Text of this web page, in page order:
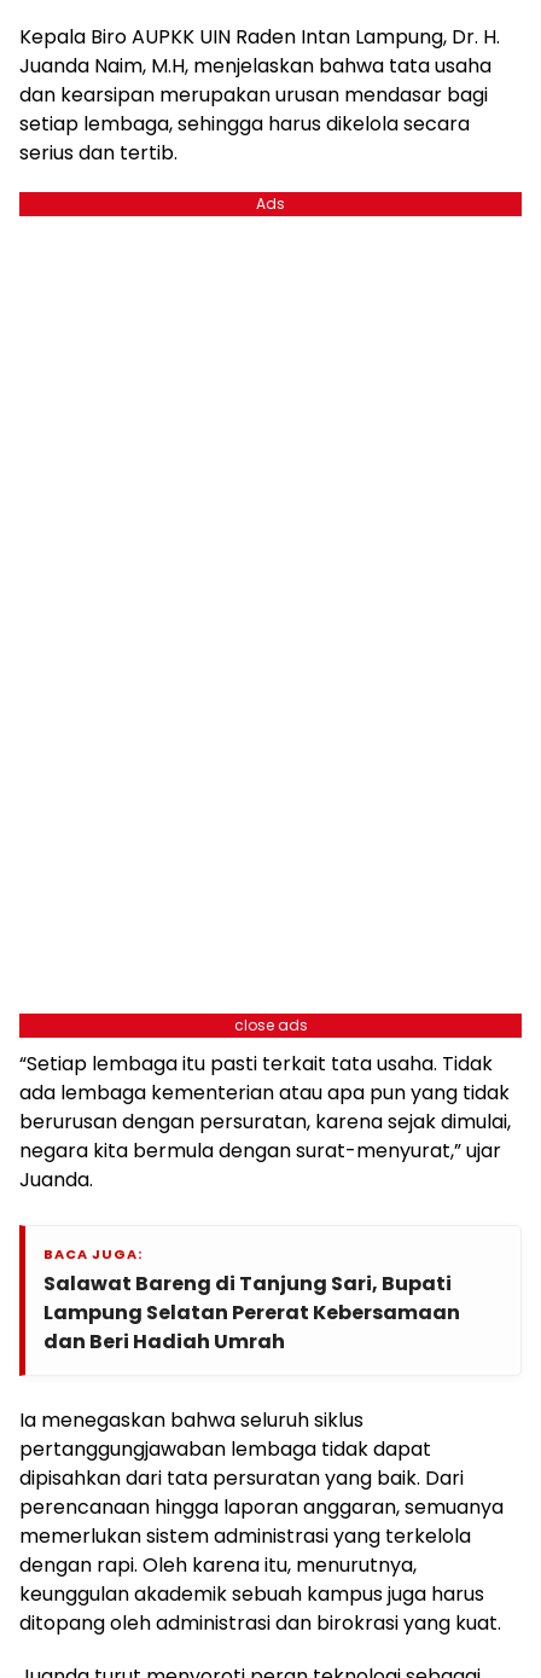
Kepala Biro AUPKK UIN Raden Intan Lampung, Dr. H.
Juanda Naim, M.H, menjelaskan bahwa tata usaha
dan kearsipan merupakan urusan mendasar bagi
setiap lembaga, sehingga harus dikelola secara
serius dan tertib.
Ads
close ads
“Setiap lembaga itu pasti terkait tata usaha. Tidak
ada lembaga kementerian atau apa pun yang tidak
berurusan dengan persuratan, karena sejak dimulai,
negara kita bermula dengan surat-menyurat,” ujar
Juanda.
BACA JUGA:
Salawat Bareng di Tanjung Sari, Bupati
Lampung Selatan Pererat Kebersamaan
dan Beri Hadiah Umrah
Ia menegaskan bahwa seluruh siklus
pertanggungjawaban lembaga tidak dapat
dipisahkan dari tata persuratan yang baik. Dari
perencanaan hingga laporan anggaran, semuanya
memerlukan sistem administrasi yang terkelola
dengan rapi. Oleh karena itu, menurutnya,
keunggulan akademik sebuah kampus juga harus
ditopang oleh administrasi dan birokrasi yang kuat.